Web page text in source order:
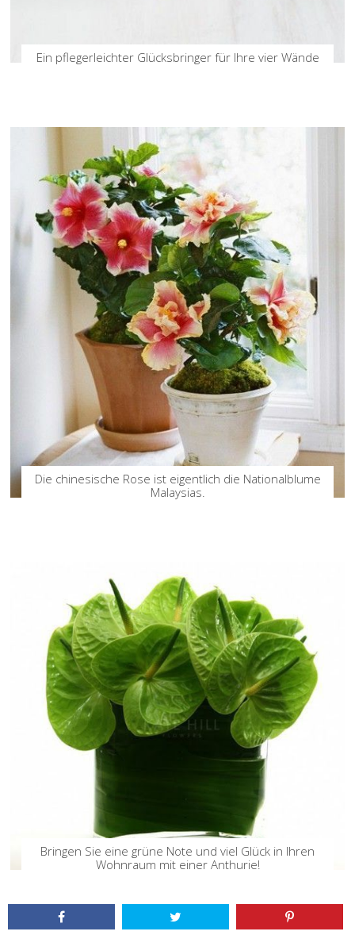
Ein pflegerleichter Glücksbringer für Ihre vier Wände
Die chinesische Rose ist eigentlich die Nationalblume
Malaysias.
Bringen Sie eine grüne Note und viel Glück in Ihren
Wohnraum mit einer Anthurie!